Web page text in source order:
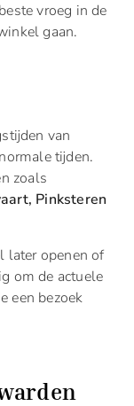
vroeg in de
gaan.
van
tijden.
zoals
Pinksteren
later openen of
om de actuele
een bezoek